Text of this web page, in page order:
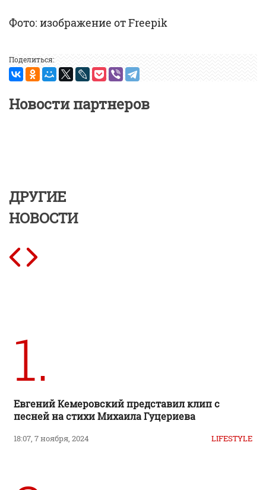
Фото: изображение от Freepik
Поделиться:
Новости партнеров
ДРУГИЕ
НОВОСТИ
1.
Евгений Кемеровский представил клип с
песней на стихи Михаила Гуцериева
18:07, 7 ноября, 2024 LIFESTYLE